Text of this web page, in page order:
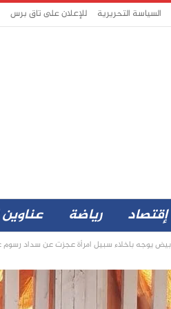
السياسة التحريرية للإعلان على تاق برس
إقتصاد رياضة
يوجه باخلاء سبيل امرأة عجزت عن سداد